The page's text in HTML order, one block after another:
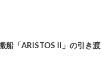
船「ARISTOS II」の引き